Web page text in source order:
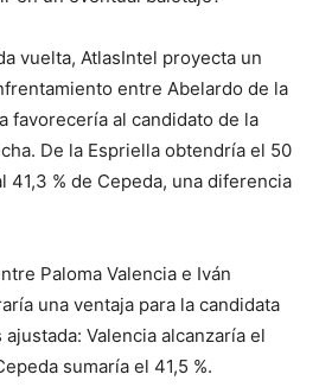
vuelta, AtlasIntel proyecta un
entre Abelardo de la
favorecería al candidato de la
De la Espriella obtendría el 50
41,3 % de Cepeda, una diferencia
Paloma Valencia e Iván
una ventaja para la candidata
Valencia alcanzaría el
sumaría el 41,5 %.